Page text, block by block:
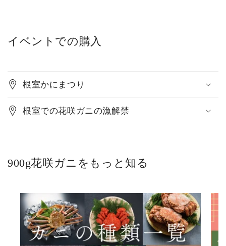
イベントでの購入
根室かにまつり
根室での花咲ガニの漁解禁
900g花咲ガニをもっと知る